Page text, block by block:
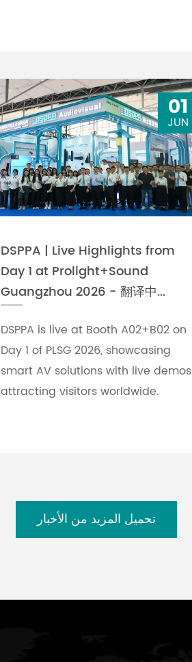
01
JUN
DSPPA | Live Highlights from
Day 1 at Prolight+Sound
Guangzhou 2026 - 翻译中...
DSPPA is live at Booth A02+B02 on
Day 1 of PLSG 2026, showcasing
smart AV solutions with live demos
attracting visitors worldwide.
تحميل المزيد من الأخبار